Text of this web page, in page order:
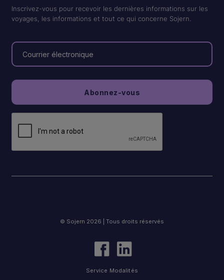
Inscrivez-vous pour recevoir les dernières informations sur les
voyages, les informations et tout ce qui concerne Sojern.
© Sojern 2026 | Tous droits réservés
Service Modalités